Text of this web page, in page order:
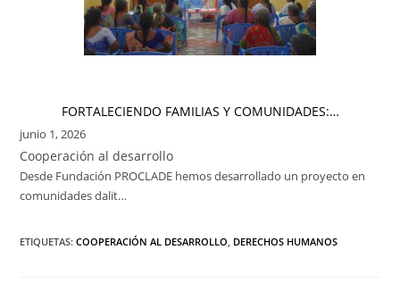
FORTALECIENDO FAMILIAS Y COMUNIDADES:…
junio 1, 2026
Cooperación al desarrollo
Desde Fundación PROCLADE hemos desarrollado un proyecto en
comunidades dalit…
ETIQUETAS:COOPERACIÓN AL DESARROLLO, DERECHOS HUMANOS